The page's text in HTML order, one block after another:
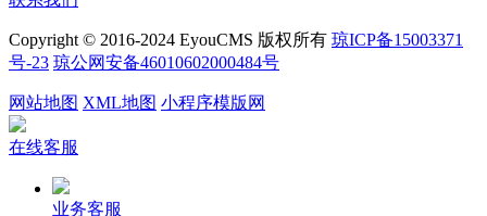
Copyright © 2016-2024 EyouCMS 版权所有 琼ICP备15003371
号-23 琼公网安备46010602000484号
网站地图 XML地图 小程序模版网
在线客服
业务客服